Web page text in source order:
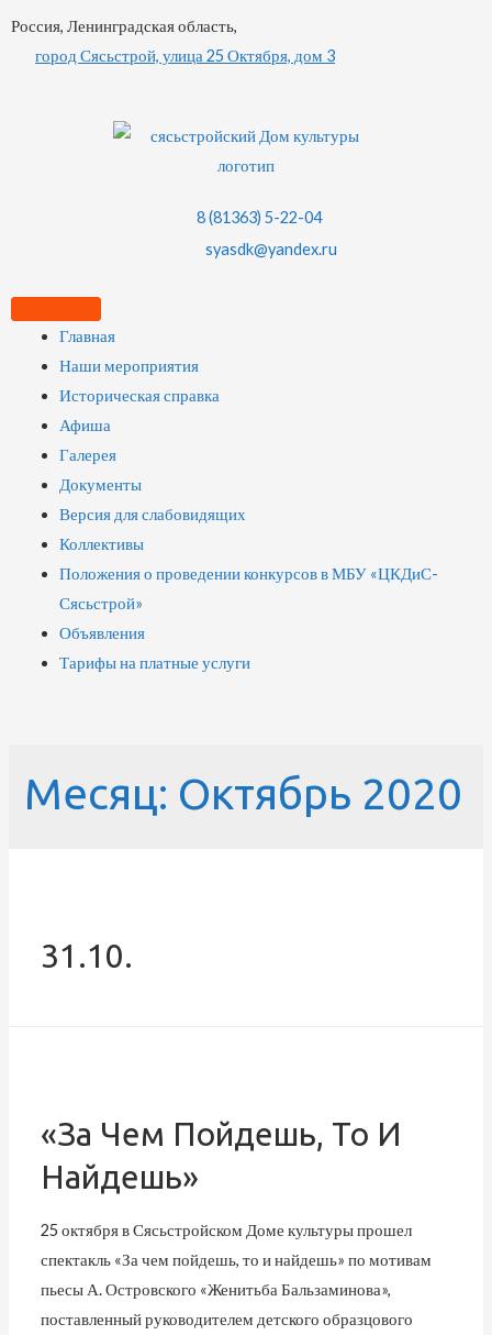
Россия, Ленинградская область,
город Сясьстрой, улица 25 Октября, дом 3
8 (81363) 5-22-04
syasdk@yandex.ru
Главная
Наши мероприятия
Историческая справка
Афиша
Галерея
Документы
Версия для слабовидящих
Коллективы
Положения о проведении конкурсов в МБУ «ЦКДиС-
Сясьстрой»
Объявления
Тарифы на платные услуги
Месяц: Октябрь 2020
31.10.
«За Чем Пойдешь, То И
Найдешь»
25 октября в Сясьстройском Доме культуры прошел
спектакль «За чем пойдешь, то и найдешь» по мотивам
пьесы А. Островского «Женитьба Бальзаминова»,
поставленный руководителем детского образцового